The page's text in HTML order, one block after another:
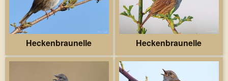
Heckenbraunelle Heckenbraunelle